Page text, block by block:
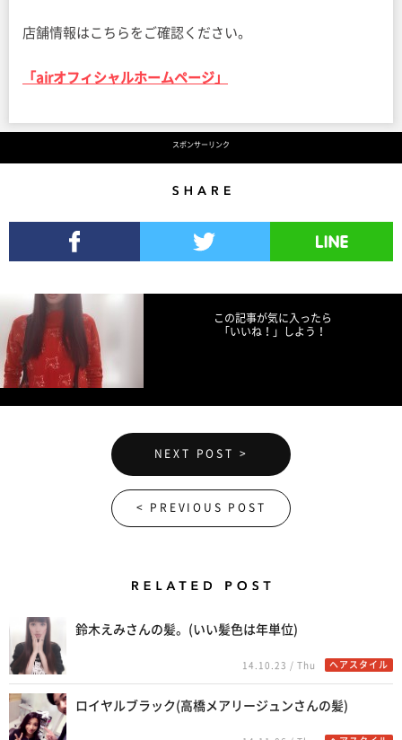
店舗情報はこちらをご確認ください。
「airオフィシャルホームページ」
スポンサーリンク
この記事が気に入ったら
「いいね！」しよう！
NEXT POST >
< PREVIOUS POST
鈴木えみさんの髪。(いい髪色は年単位)
14.10.23 / Thu ヘアスタイル
ロイヤルブラック(高橋メアリージュンさんの髪)